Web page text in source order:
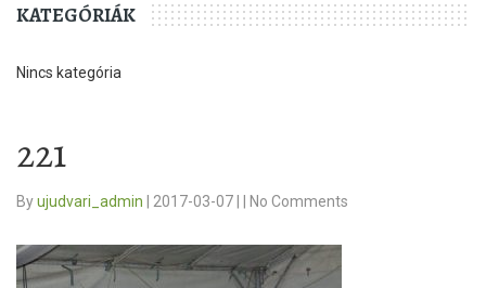
KATEGÓRIÁK
Nincs kategória
221
Byujudvari_admin 2017-03-07 No Comments